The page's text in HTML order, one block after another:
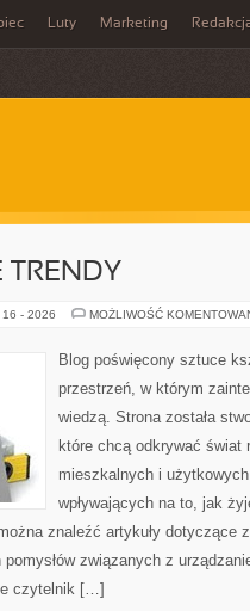
Luty Marketing
TRENDY
16 - 2026 MOŻLIWOŚĆ
Blog poświęcony sztuce
przestrzeń, w którym
wiedzą. Strona została
które chcą odkrywać świat
mieszkalnych i
wpływających na to, jak
znaleźć artykuły dotyczące
związanych z
czytelnik […]